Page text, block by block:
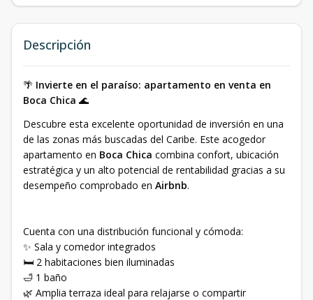
Descripción
🌴 Invierte en el paraíso: apartamento en venta en
Boca Chica 🌊
Descubre esta excelente oportunidad de inversión en una
de las zonas más buscadas del Caribe. Este acogedor
apartamento en Boca Chica combina confort, ubicación
estratégica y un alto potencial de rentabilidad gracias a su
desempeño comprobado en Airbnb.
Cuenta con una distribución funcional y cómoda:
✨ Sala y comedor integrados
🛏 2 habitaciones bien iluminadas
🛁 1 baño
🌿 Amplia terraza ideal para relajarse o compartir